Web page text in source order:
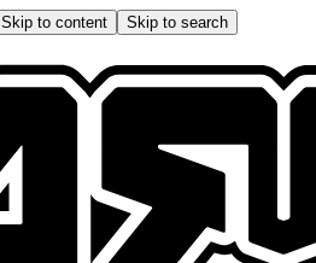
Skip to content Skip to search